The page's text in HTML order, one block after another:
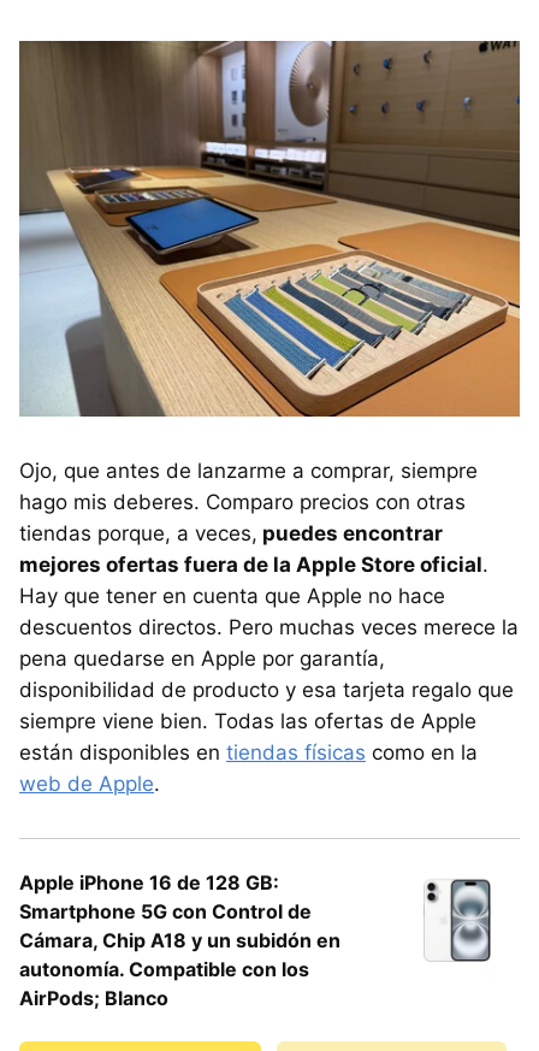
Ojo, que antes de lanzarme a comprar, siempre
hago mis deberes. Comparo precios con otras
tiendas porque, a veces, puedes encontrar
mejores ofertas fuera de la Apple Store oficial.
Hay que tener en cuenta que Apple no hace
descuentos directos. Pero muchas veces merece la
pena quedarse en Apple por garantía,
disponibilidad de producto y esa tarjeta regalo que
siempre viene bien. Todas las ofertas de Apple
están disponibles en tiendas físicas como en la
web de Apple.
Apple iPhone 16 de 128 GB:
Smartphone 5G con Control de
Cámara, Chip A18 y un subidón en
autonomía. Compatible con los
AirPods; Blanco